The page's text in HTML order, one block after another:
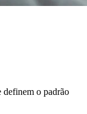
definem o padrão